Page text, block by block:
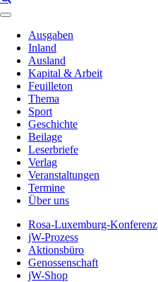
Ausgaben
Inland
Ausland
Kapital & Arbeit
Feuilleton
Thema
Sport
Geschichte
Beilage
Leserbriefe
Verlag
Veranstaltungen
Termine
Über uns
Rosa-Luxemburg-Konferenz
jW-Prozess
Aktionsbüro
Genossenschaft
jW-Shop